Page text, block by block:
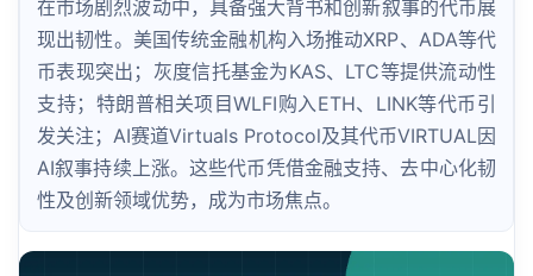
在市场剧烈波动中，具备强大背书和创新叙事的代币展
现出韧性。美国传统金融机构入场推动XRP、ADA等代
币表现突出；灰度信托基金为KAS、LTC等提供流动性
支持；特朗普相关项目WLFI购入ETH、LINK等代币引
发关注；AI赛道Virtuals Protocol及其代币VIRTUAL因
AI叙事持续上涨。这些代币凭借金融支持、去中心化韧
性及创新领域优势，成为市场焦点。